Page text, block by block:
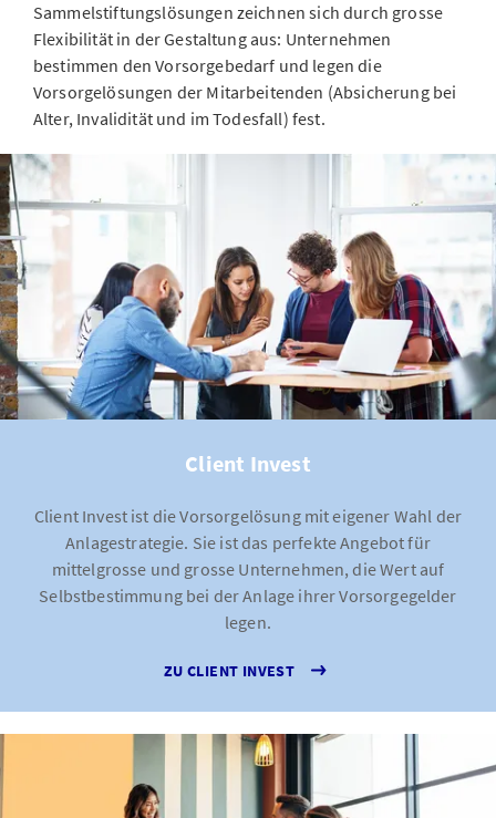
Sammelstiftungslösungen zeichnen sich durch grosse
Flexibilität in der Gestaltung aus: Unternehmen
bestimmen den Vorsorgebedarf und legen die
Vorsorgelösungen der Mitarbeitenden (Absicherung bei
Alter, Invalidität und im Todesfall) fest.
Client Invest
Client Invest ist die Vorsorgelösung mit eigener Wahl der
Anlagestrategie. Sie ist das perfekte Angebot für
mittelgrosse und grosse Unternehmen, die Wert auf
Selbstbestimmung bei der Anlage ihrer Vorsorgegelder
legen.
ZU CLIENT INVEST